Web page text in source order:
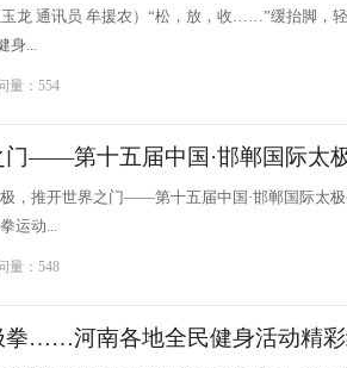
龙 通讯员 牟援农）“松，放，收……”缓抬脚，
身...
量：554
门——第十五届中国·邯郸国际太
，推开世界之门——第十五届中国·邯郸国际太
运动...
量：548
拳……河南各地全民健身活动精